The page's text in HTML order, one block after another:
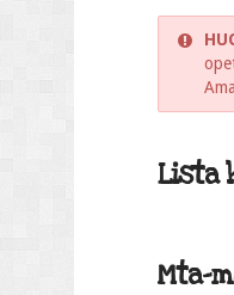
Lista
Mta-